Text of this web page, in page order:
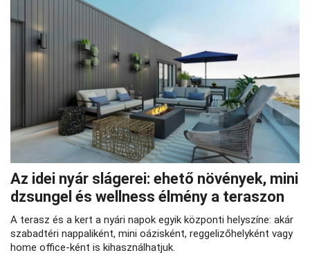
Az idei nyár slágerei: ehető növények, mini
dzsungel és wellness élmény a teraszon
A terasz és a kert a nyári napok egyik központi helyszíne: akár
szabadtéri nappaliként, mini oázisként, reggelizőhelyként vagy
home office-ként is kihasználhatjuk.